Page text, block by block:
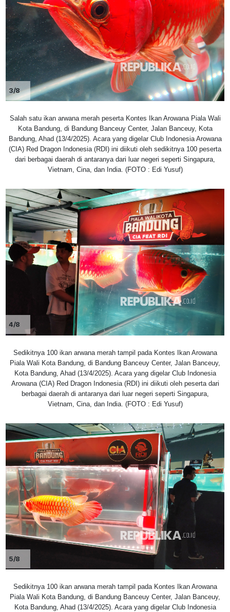
3/8
Salah satu ikan arwana merah peserta Kontes Ikan Arowana Piala Wali
Kota Bandung, di Bandung Banceuy Center, Jalan Banceuy, Kota
Bandung, Ahad (13/4/2025). Acara yang digelar Club Indonesia Arowana
(CIA) Red Dragon Indonesia (RDI) ini diikuti oleh sedikitnya 100 peserta
dari berbagai daerah di antaranya dari luar negeri seperti Singapura,
Vietnam, Cina, dan India. (FOTO : Edi Yusuf)
4/8
Sedikitnya 100 ikan arwana merah tampil pada Kontes Ikan Arowana
Piala Wali Kota Bandung, di Bandung Banceuy Center, Jalan Banceuy,
Kota Bandung, Ahad (13/4/2025). Acara yang digelar Club Indonesia
Arowana (CIA) Red Dragon Indonesia (RDI) ini diikuti oleh peserta dari
berbagai daerah di antaranya dari luar negeri seperti Singapura,
Vietnam, Cina, dan India. (FOTO : Edi Yusuf)
5/8
Sedikitnya 100 ikan arwana merah tampil pada Kontes Ikan Arowana
Piala Wali Kota Bandung, di Bandung Banceuy Center, Jalan Banceuy,
Kota Bandung, Ahad (13/4/2025). Acara yang digelar Club Indonesia